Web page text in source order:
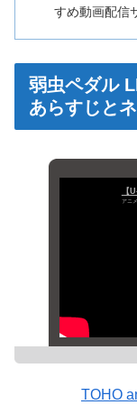
すめ動画配信
弱虫ペダル
あらすじと
【
アニ
TOHO